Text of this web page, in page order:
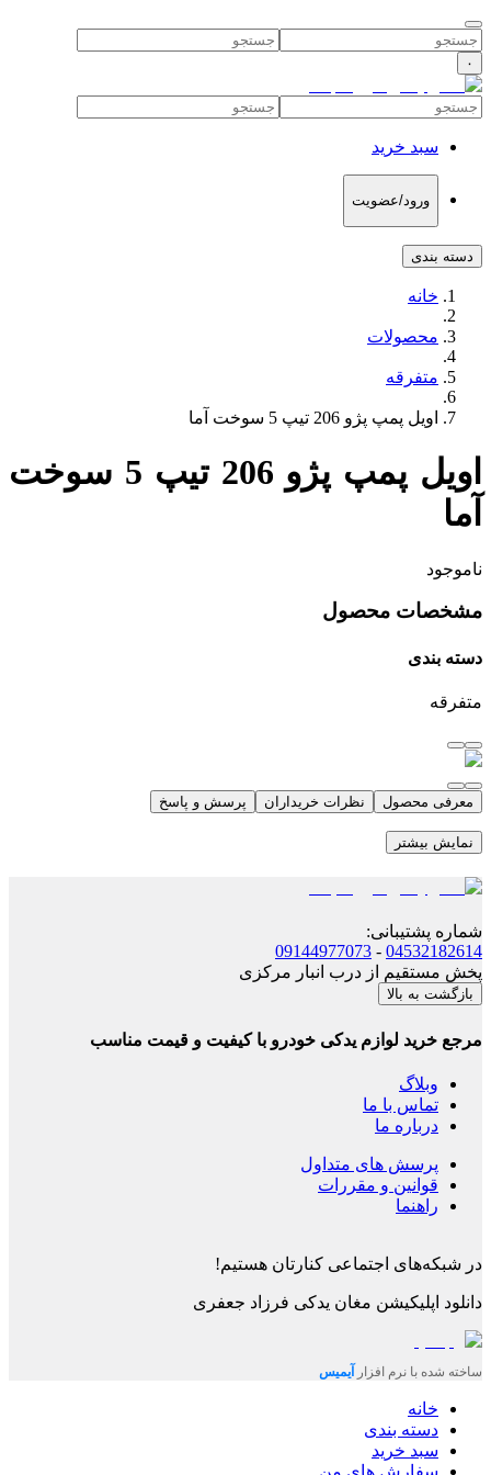
۰
سبد خرید
ورود/عضویت
دسته بندی
خانه
محصولات
متفرقه
اویل پمپ پژو 206 تیپ 5 سوخت آما
اویل پمپ پژو 206 تیپ 5 سوخت
آما
ناموجود
مشخصات محصول
دسته بندی
متفرقه
معرفی محصول نظرات خریداران پرسش و پاسخ
نمایش بیشتر
شماره پشتیبانی:
04532182614
-
09144977073
پخش مستقیم از درب انبار مرکزی
بازگشت به بالا
مرجع خرید لوازم یدکی خودرو با کیفیت و قیمت مناسب
وبلاگ
تماس با ما
درباره ما
پرسش های متداول
قوانین و مقررات
راهنما
در شبکه‌های اجتماعی کنارتان هستیم!
دانلود اپلیکیشن مغان یدکی فرزاد جعفری
ساخته شده با نرم افزار آیمیس
خانه
دسته بندی
سبد خرید
سفارش های من